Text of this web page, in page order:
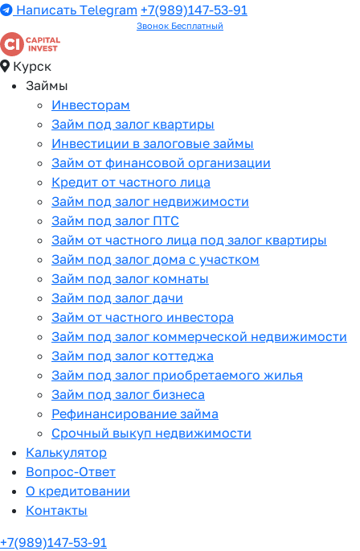
Написать Telegram +7(989)147-53-91
Звонок Бесплатный
Курск
Займы
Инвесторам
Займ под залог квартиры
Инвестиции в залоговые займы
Займ от финансовой организации
Кредит от частного лица
Займ под залог недвижимости
Займ под залог ПТС
Займ от частного лица под залог квартиры
Займ под залог дома с участком
Займ под залог комнаты
Займ под залог дачи
Займ от частного инвестора
Займ под залог коммерческой недвижимости
Займ под залог коттеджа
Займ под залог приобретаемого жилья
Займ под залог бизнеса
Рефинансирование займа
Срочный выкуп недвижимости
Калькулятор
Вопрос-Ответ
О кредитовании
Контакты
+7(989)147-53-91